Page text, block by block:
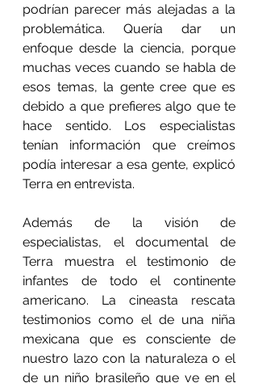
podrían parecer más alejadas a la
problemática. Quería dar un
enfoque desde la ciencia, porque
muchas veces cuando se habla de
esos temas, la gente cree que es
debido a que prefieres algo que te
hace sentido. Los especialistas
tenían información que creímos
podía interesar a esa gente, explicó
Terra en entrevista.
Además de la visión de
especialistas, el documental de
Terra muestra el testimonio de
infantes de todo el continente
americano. La cineasta rescata
testimonios como el de una niña
mexicana que es consciente de
nuestro lazo con la naturaleza o el
de un niño brasileño que ve en el